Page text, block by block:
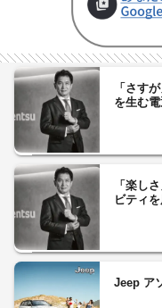
「さす
を生む
「楽し
ビティ
Jeep ア